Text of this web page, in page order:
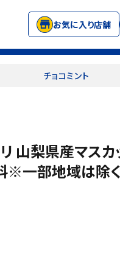
お気に入り店舗
チョコミント
山梨県産マスカ
一部地域は除く